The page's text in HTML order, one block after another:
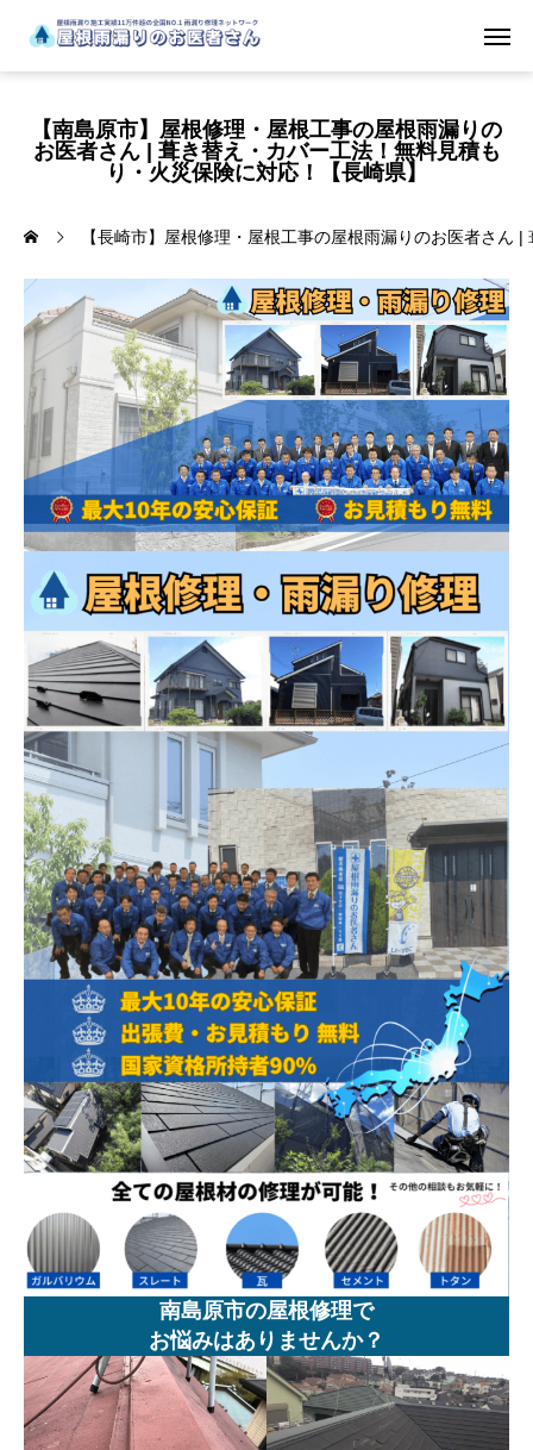
【南島原市】屋根修理・屋根工事の屋根雨漏りの
お医者さん | 葺き替え・カバー工法！無料見積も
り・火災保険に対応！【長崎県】
【長崎市】屋根修理・屋根工事の屋根雨漏りのお医者さん
南島原市の屋根修理で
お悩みはありませんか？